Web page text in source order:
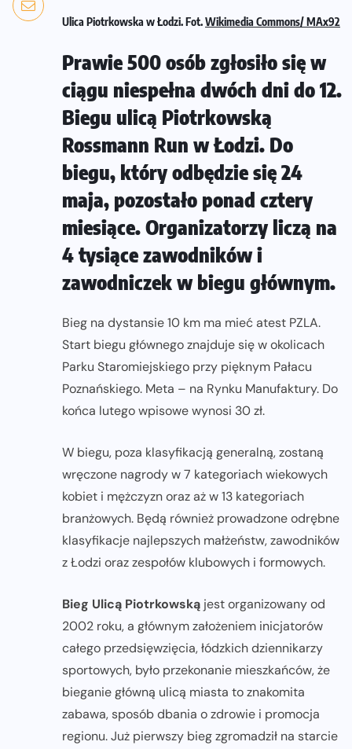
Ulica Piotrkowska w Łodzi. Fot.Wikimedia Commons/ MAx92
Prawie 500 osób zgłosiło się w
ciągu niespełna dwóch dni do 12.
Biegu ulicą Piotrkowską
Rossmann Run w Łodzi. Do
biegu, który odbędzie się 24
maja, pozostało ponad cztery
miesiące. Organizatorzy liczą na
4 tysiące zawodników i
zawodniczek w biegu głównym.
Bieg na dystansie 10 km ma mieć atest PZLA.
Start biegu głównego znajduje się w okolicach
Parku Staromiejskiego przy pięknym Pałacu
Poznańskiego. Meta – na Rynku Manufaktury. Do
końca lutego wpisowe wynosi 30 zł.
W biegu, poza klasyfikacją generalną, zostaną
wręczone nagrody w 7 kategoriach wiekowych
kobiet i mężczyzn oraz aż w 13 kategoriach
branżowych. Będą również prowadzone odrębne
klasyfikacje najlepszych małżeństw, zawodników
z Łodzi oraz zespołów klubowych i formowych.
Bieg Ulicą Piotrkowską jest organizowany od
2002 roku, a głównym założeniem inicjatorów
całego przedsięwzięcia, łódzkich dziennikarzy
sportowych, było przekonanie mieszkańców, że
bieganie główną ulicą miasta to znakomita
zabawa, sposób dbania o zdrowie i promocja
regionu. Już pierwszy bieg zgromadził na starcie